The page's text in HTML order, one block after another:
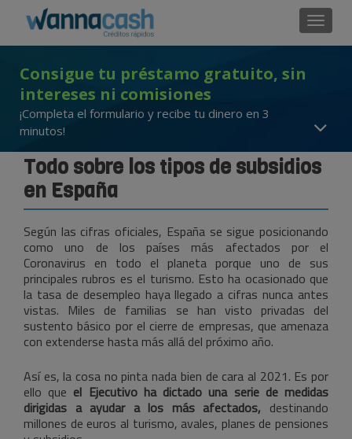
Consigue tu préstamo gratuito, sin
intereses ni comisiones
¡Completa el formulario y recibe tu dinero en 3
minutos!
Todo sobre los tipos de subsidios
en España
Según las cifras oficiales, España se sigue posicionando
como uno de los países más afectados por el
Coronavirus en todo el planeta porque uno de sus
principales rubros es el turismo. Esto ha ocasionado que
la tasa de desempleo haya llegado a cifras nunca antes
vistas. Miles de familias se han visto privadas del
sustento básico por el cierre de empresas, que amenaza
con extenderse hasta más allá del próximo año.
Así es, la cosa no pinta nada bien de cara al 2021. Es por
ello que el Ejecutivo ha dictado una serie de medidas
dirigidas a ayudar a los más afectados, destinando
millones de euros al turismo, avales, planes de pensiones